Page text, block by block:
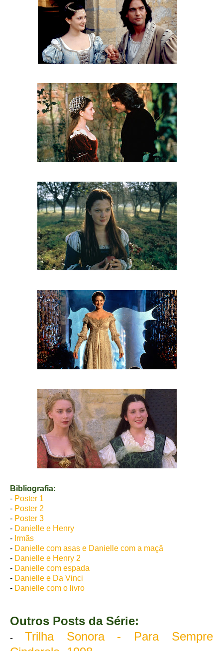
Bibliografia:
- Poster 1
- Poster 2
- Poster 3
- Danielle e Henry
- Irmãs
- Danielle com asas e Danielle com a maçã
- Danielle e Henry 2
- Danielle com espada
- Danielle e Da Vinci
- Danielle com o livro
Outros Posts da Série:
- Trilha Sonora - Para Sempre